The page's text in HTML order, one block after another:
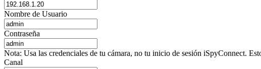
Nombre de Usuario
Contraseña
Nota: Usa las credenciales de tu cámara, no tu inicio de sesión iSpyConnect.
Canal